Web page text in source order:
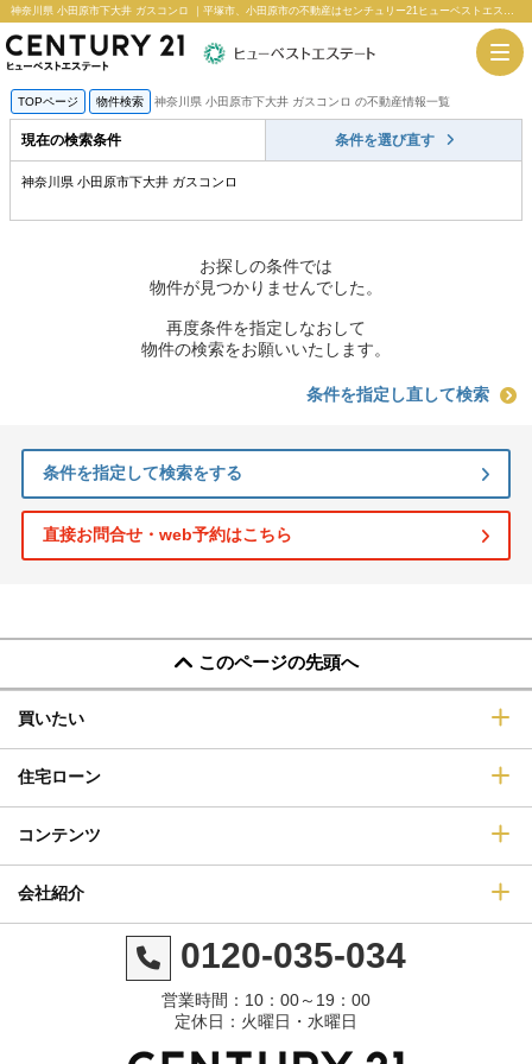
神奈川県 小田原市下大井 ガスコンロ ｜平塚市、小田原市の不動産はセンチュリー21ヒューベストエステート
TOPページ 物件検索 神奈川県 小田原市下大井 ガスコンロ の不動産情報一覧
現在の検索条件 条件を選び直す
神奈川県 小田原市下大井 ガスコンロ
お探しの条件では
物件が見つかりませんでした。
再度条件を指定しなおして
物件の検索をお願いいたします。
条件を指定し直して検索
条件を指定して検索をする
直接お問合せ・web予約はこちら
このページの先頭へ
買いたい
住宅ローン
コンテンツ
会社紹介
0120-035-034
営業時間：10：00～19：00
定休日：火曜日・水曜日